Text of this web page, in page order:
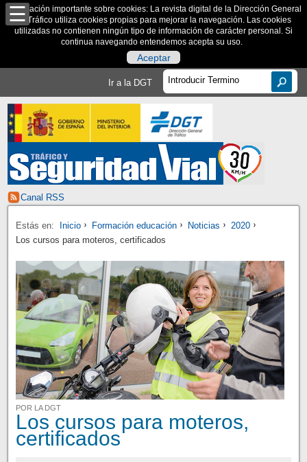
Información importante sobre cookies: La revista digital de la Dirección General
de Tráfico utiliza cookies propias para mejorar la navegación. Las cookies
utilizadas no contienen ningún tipo de información de carácter personal. Si
continua navegando entendemos acepta su uso.
Aceptar
Ir a la DGT
Canal RSS
Estás en: Inicio Formación educación Noticias
2020
Los cursos para moteros, certificados
POR LA DGT
Los cursos para moteros,
certificados